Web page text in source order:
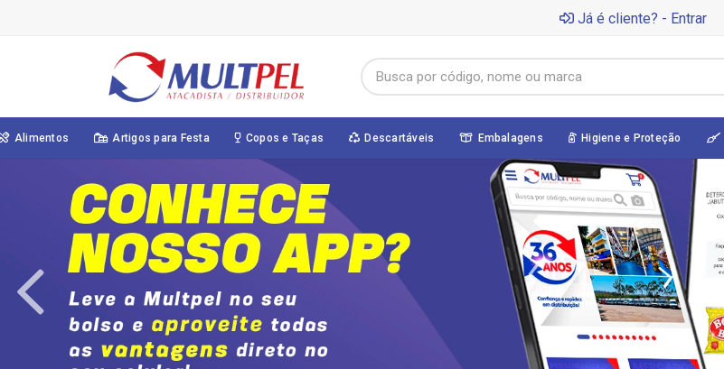
Já é cliente? - Entrar
Alimentos Artigos para Festa Copos e Taças Descartáveis Embalagens Higiene e Proteção